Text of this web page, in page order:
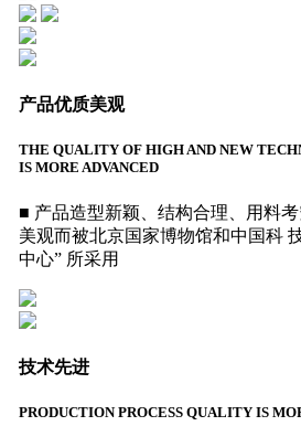
产品优质美观
THE QUALITY OF HIGH AND NEW
IS MORE ADVANCED
■ 产品造型新颖、结构合理、用料
美观而被北京国家博物馆和中国科
中心” 所采用
技术先进
PRODUCTION PROCESS QUALITY IS